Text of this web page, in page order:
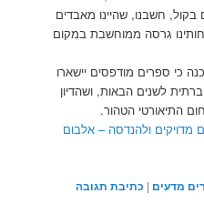
חשבנו, שהיינו מאבדים
גרסה ממוחשבת במקום
כי ספרים מודפסים יישארו
לשנים הבאות, ושהדיון
התיאורטי הטהור.
מדויקים ולהנדסה – אלבום
מדעים | כתיבת תגובה